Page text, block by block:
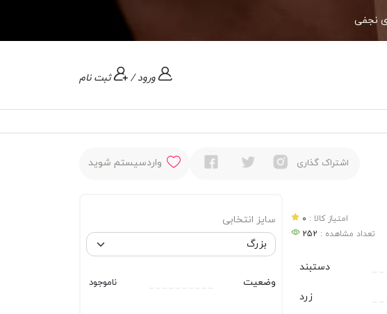
نجفی
ورود/ ثبت نام
اشتراک گذاری واردسیستم شوید
امتیاز کالا : 0
تعداد مشاهده : 252
دستبند
زرد
سایز انتخابی
وضعیت ناموجود